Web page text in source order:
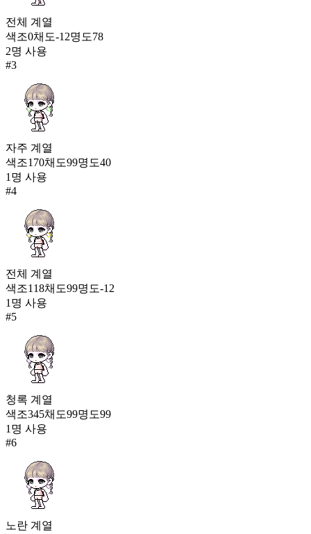
화이트 이어 마이크
29,146
전체 계열
색조0채도-12명도78
2명 사용
#3
자주 계열
색조170채도99명도40
1 명 사용
#4
전체 계열
색조118채도99명도-12
1 명 사용
#5
청록 계열
색조345채도99명도99
1 명 사용
#6
노란 계열